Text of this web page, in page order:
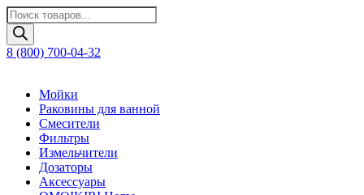
Поиск
товаров
8 (800) 700-04-32
Мойки
Раковины для ванной
Смесители
Фильтры
Измельчители
Дозаторы
Аксессуары